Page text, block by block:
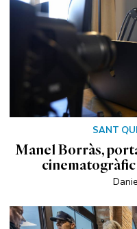
SANT
Manel Borràs,
cinematogràfic